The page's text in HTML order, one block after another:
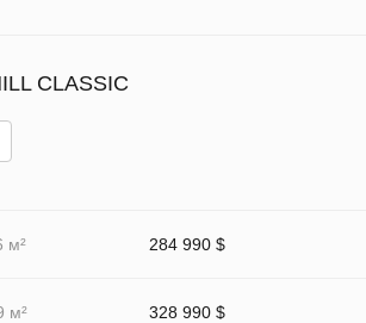
CLASSIC
м² 284 990 $
м² 328 990 $